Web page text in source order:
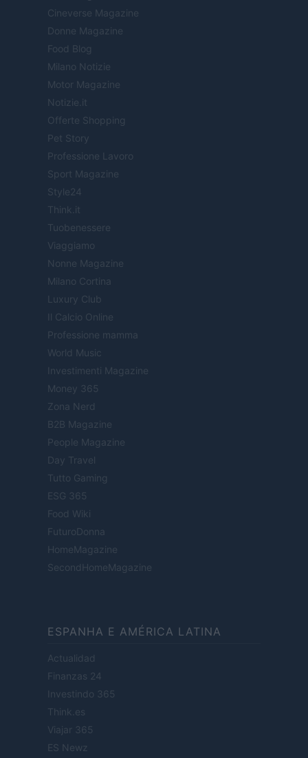
Cineverse Magazine
Donne Magazine
Food Blog
Milano Notizie
Motor Magazine
Notizie.it
Offerte Shopping
Pet Story
Professione Lavoro
Sport Magazine
Style24
Think.it
Tuobenessere
Viaggiamo
Nonne Magazine
Milano Cortina
Luxury Club
Il Calcio Online
Professione mamma
World Music
Investimenti Magazine
Money 365
Zona Nerd
B2B Magazine
People Magazine
Day Travel
Tutto Gaming
ESG 365
Food Wiki
FuturoDonna
HomeMagazine
SecondHomeMagazine
ESPANHA E AMÉRICA LATINA
Actualidad
Finanzas 24
Investindo 365
Think.es
Viajar 365
ES Newz